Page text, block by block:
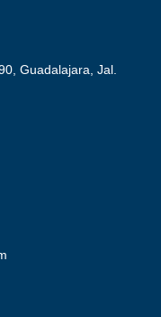
Guadalajara, Jal.